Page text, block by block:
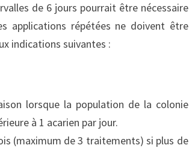
de 6 jours pourrait être nécessaire
applications répétées ne doivent être
indications suivantes :
lorsque la population de la colonie
à 1 acarien par jour.
(maximum de 3 traitements) si plus de